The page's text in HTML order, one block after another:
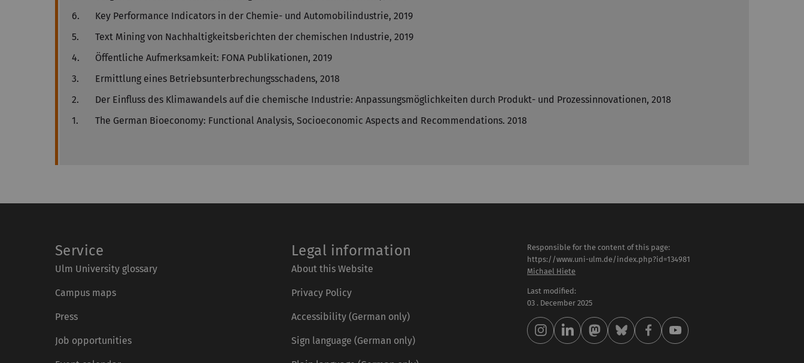
6.
Key Performance Indicators in der Chemie- und Automobilindustrie, 2019
5.
Text Mining von Nachhaltigkeitsberichten der chemischen Industrie, 2019
4.
Öffentliche Aufmerksamkeit: FONA Publikationen, 2019
3.
Ermittlung eines Betriebsunterbrechungsschadens, 2018
2.
Der Einfluss des Klimawandels auf die chemische Industrie: Anpassungsmöglichkeiten durch Produkt- und Prozessinnovationen, 2018
1.
The German Bioeconomy: Functional Analysis, Socioeconomic Aspects and Recommendations. 2018
Service
Ulm University glossary
Campus maps
Press
Job opportunities
Legal information
About this Website
Privacy Policy
Accessibility (German only)
Sign language (German only)
Responsible for the content of this page:
https://www.uni-ulm.de/index.php?id=134981
Michael Hiete
Last modified:
03 . December 2025